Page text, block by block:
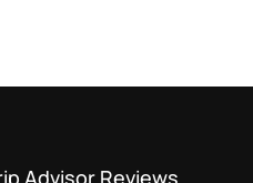
Advisor Reviews